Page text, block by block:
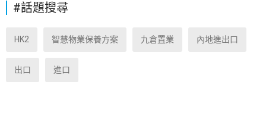
#話題搜尋
HK2 智慧物業保養方案 九倉置業 內地進出口
出口 進口